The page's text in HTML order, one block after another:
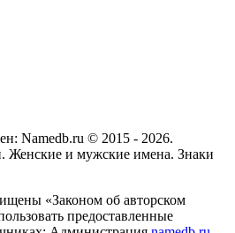
© 2015 - 2026.
Женские и мужские имена. Знаки
«Законом об авторском
предоставленные